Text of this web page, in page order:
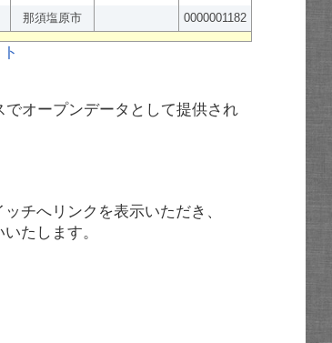
那須塩原市 0000001182
でオープンデータとして提供され
チへリンクを表示いただき、
たします。